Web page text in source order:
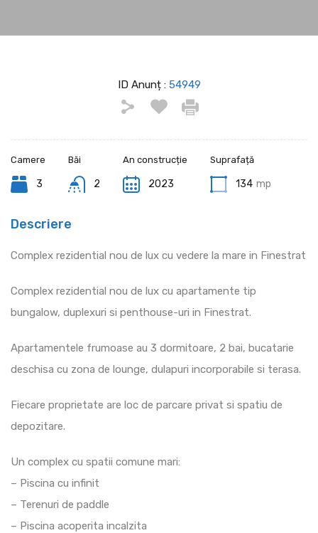
ID Anunț : 54949
Camere
3
Băi
2
An construcție
2023
Suprafață
134 mp
Descriere
Complex rezidential nou de lux cu vedere la mare in Finestrat
Complex rezidential nou de lux cu apartamente tip
bungalow, duplexuri si penthouse-uri in Finestrat.
Apartamentele frumoase au 3 dormitoare, 2 bai, bucatarie
deschisa cu zona de lounge, dulapuri incorporabile si terasa.
Fiecare proprietate are loc de parcare privat si spatiu de
depozitare.
Un complex cu spatii comune mari:
– Piscina cu infinit
– Terenuri de paddle
– Piscina acoperita incalzita